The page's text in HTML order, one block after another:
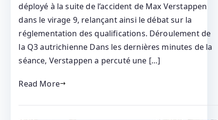
déployé à la suite de l’accident de Max Verstappen
dans le virage 9, relançant ainsi le débat sur la
réglementation des qualifications. Déroulement de
la Q3 autrichienne Dans les dernières minutes de la
séance, Verstappen a percuté une […]
Read More